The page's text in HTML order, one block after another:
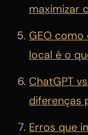
maximizar
GEO
local é o
ChatGPT
diferenças
Erros que